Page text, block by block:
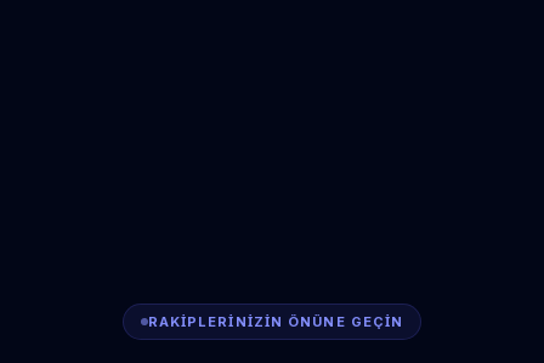
RAKIPLERINIZIN ÖNÜNE GEÇIN